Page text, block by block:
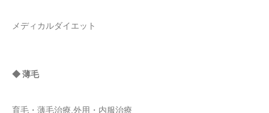
メディカルダイエット
◆ 薄毛
育毛・薄毛治療,外用・内服治療